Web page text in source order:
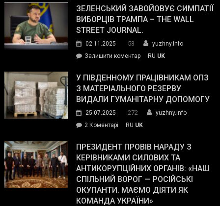
ЗЕЛЕНСЬКИЙ ЗАВОЙОВУЄ СИМПАТІЇ
ВИБОРЦІВ ТРАМПА – THE WALL
STREET JOURNAL.
02.11.2025 53
yuzhny.info
Залишити коментарon
завойовує
симпатії
виборців
The
Street
Journal.
RU UK
У ПІВДЕННОМУ ПРАЦІВНИКАМ ОПЗ
З МАТЕРІАЛЬНОГО РЕЗЕРВУ
ВИДАЛИ ГУМАНІТАРНУ ДОПОМОГУ
25.07.2025 272
yuzhny.info
2 Коментарі
Південному
працівникам
ОПЗ
з
матеріального
резерву
RU UK
ПРЕЗИДЕНТ ПРОВІВ НАРАДУ З
КЕРІВНИКАМИ СИЛОВИХ ТА
АНТИКОРУПЦІЙНИХ ОРГАНІВ: «НАШ
СПІЛЬНИЙ ВОРОГ — РОСІЙСЬКІ
ОКУПАНТИ. МАЄМО ДІЯТИ ЯК
КОМАНДА УКРАЇНИ»